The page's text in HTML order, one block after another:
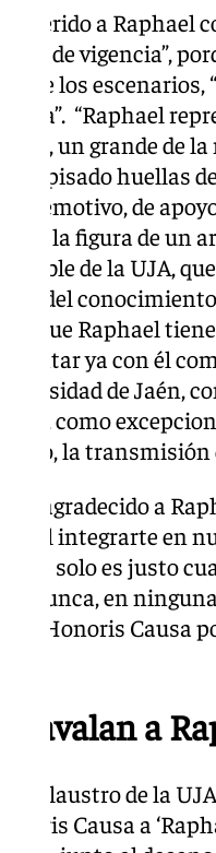
referido a Raphael
de vigencia”,
sobre los
“Raphael
un grande de
repisado huellas
y emotivo, de
en la figura de un
de la UJA,
del
que Raphael
contar ya con él
de Jaén,
como
todo, la
ha agradecido a
fácil integrarte en
que solo es justo
nunca, en
Honoris Causa
avalan a
Claustro de la
Causa a